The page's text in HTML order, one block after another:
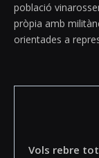
població
pròpia amb
orientades a
Vols rebre